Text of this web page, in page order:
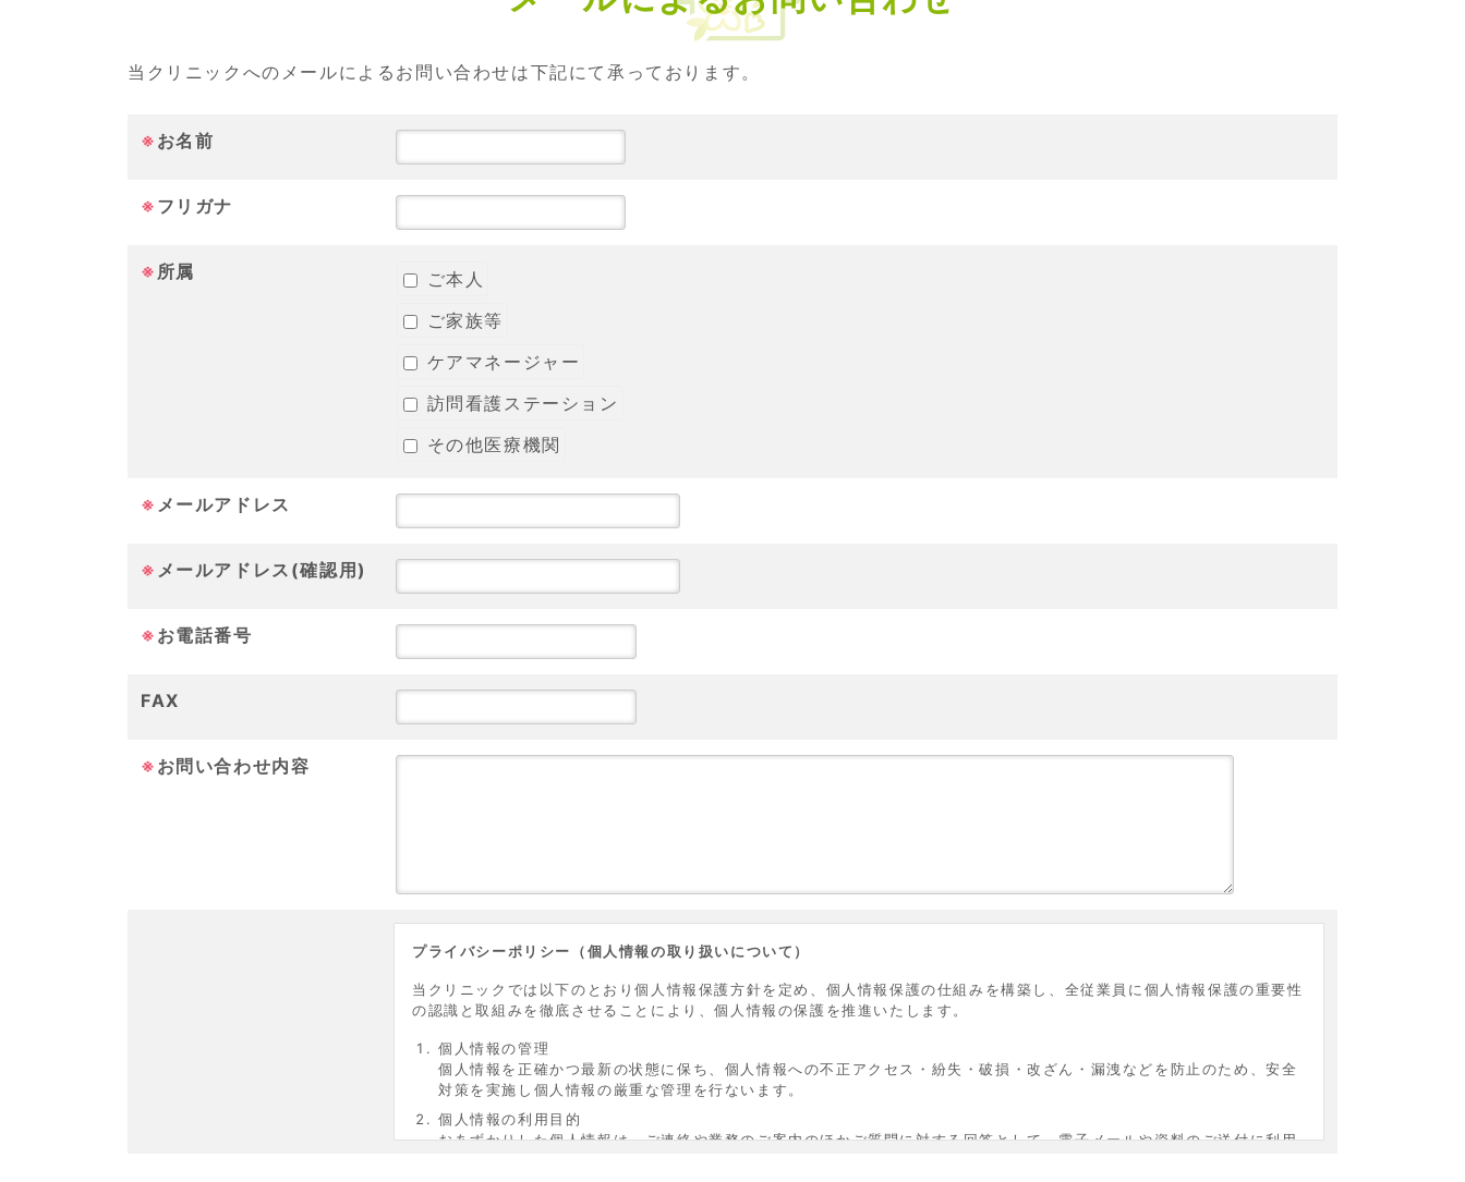
当クリニックへのメールによるお問い合わせは下記にて承っております。
※ お名前
※ フリガナ
※ 所属
ご本人
ご家族等
ケアマネージャー
訪問看護ステーション
その他医療機関
※ メールアドレス
※ メールアドレス(確認用)
※ お電話番号
FAX
※ お問い合わせ内容
プライバシーポリシー（個人情報の取り扱いについて）
当クリニックでは以下のとおり個人情報保護方針を定め、個人情報保護の仕組みを構築し、全従業員に個人情報保護の重要性
の認識と取組みを徹底させることにより、個人情報の保護を推進いたします。
個人情報の管理
個人情報を正確かつ最新の状態に保ち、個人情報への不正アクセス・紛失・破損・改ざん・漏洩などを防止のため、安全
対策を実施し個人情報の厳重な管理を行ないます。
個人情報の利用目的
おあずかりした個人情報は、ご連絡や業務のご案内のほかご質問に対する回答として、電子メールや資料のご送付に利用